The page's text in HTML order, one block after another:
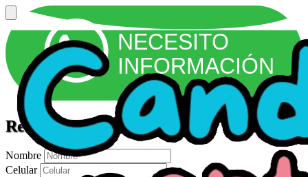
NECESITO
INFORMACIÓN
Reservas
Nombre
Celular